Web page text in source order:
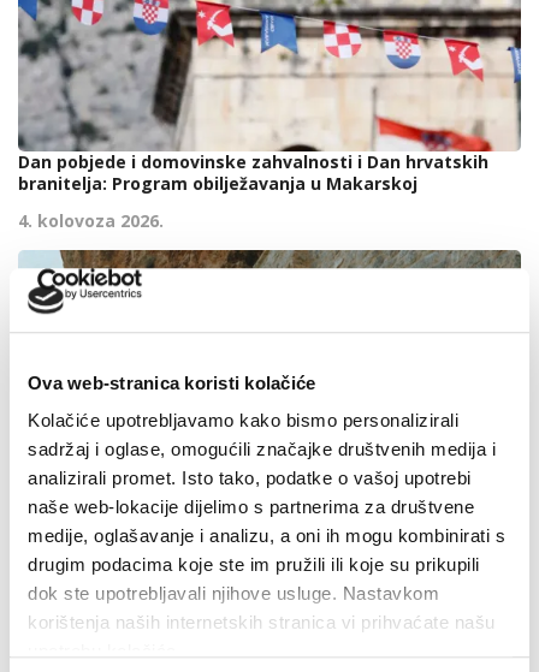
Ova web-stranica koristi kolačiće
Kolačiće upotrebljavamo kako bismo personalizirali
sadržaj i oglase, omogućili značajke društvenih medija i
analizirali promet. Isto tako, podatke o vašoj upotrebi
naše web-lokacije dijelimo s partnerima za društvene
medije, oglašavanje i analizu, a oni ih mogu kombinirati s
drugim podacima koje ste im pružili ili koje su prikupili
dok ste upotrebljavali njihove usluge. Nastavkom
korištenja naših internetskih stranica vi prihvaćate našu
Dan pobjede i domovinske zahvalnosti i Dan hrvatskih
branitelja: Program obilježavanja u Makarskoj
4. kolovoza 2026.